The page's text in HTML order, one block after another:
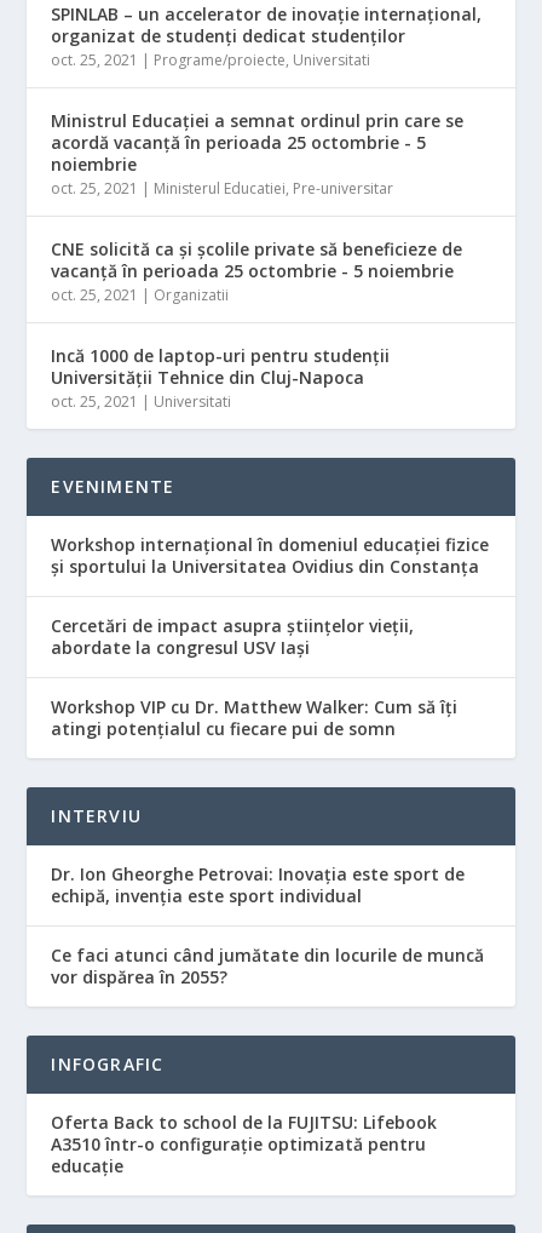
SPINLAB – un accelerator de inovație internațional,
organizat de studenți dedicat studenților
oct. 25, 2021 | Programe/proiecte, Universitati
Ministrul Educaţiei a semnat ordinul prin care se
acordă vacanţă în perioada 25 octombrie - 5
noiembrie
oct. 25, 2021 | Ministerul Educatiei, Pre-universitar
CNE solicită ca şi şcolile private să beneficieze de
vacanţă în perioada 25 octombrie - 5 noiembrie
oct. 25, 2021 | Organizatii
Incă 1000 de laptop-uri pentru studenții
Universității Tehnice din Cluj-Napoca
oct. 25, 2021 | Universitati
EVENIMENTE
Workshop internațional în domeniul educației fizice
și sportului la Universitatea Ovidius din Constanța
Cercetări de impact asupra științelor vieții,
abordate la congresul USV Iași
Workshop VIP cu Dr. Matthew Walker: Cum să îți
atingi potențialul cu fiecare pui de somn
INTERVIU
Dr. Ion Gheorghe Petrovai: Inovația este sport de
echipă, invenția este sport individual
Ce faci atunci când jumătate din locurile de muncă
vor dispărea în 2055?
INFOGRAFIC
Oferta Back to school de la FUJITSU: Lifebook
A3510 într-o configurație optimizată pentru
educație